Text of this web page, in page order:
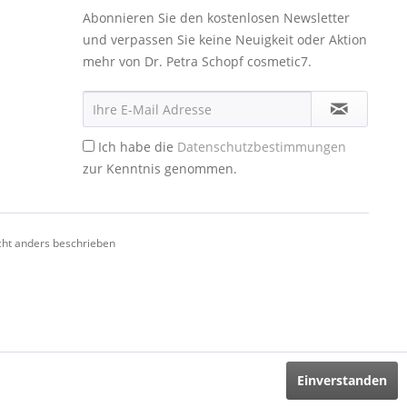
Abonnieren Sie den kostenlosen Newsletter
und verpassen Sie keine Neuigkeit oder Aktion
mehr von Dr. Petra Schopf cosmetic7.
Ich habe die Datenschutzbestimmungen
zur Kenntnis genommen.
anders beschrieben
Einverstanden